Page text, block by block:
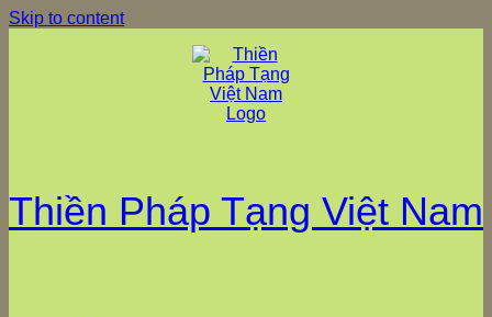
Skip to content
Thiền Pháp Tạng Việt Nam